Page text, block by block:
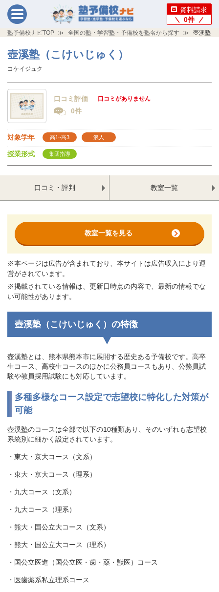
資料請求
0件
塾予備校ナビTOP 全国の塾・学習塾・予備校を塾名から探す 壺溪塾（
壺溪塾（こけいじゅく）
コケイジュク
口コミ評価 口コミがありません
0件
対象学年 高1~高3 浪人
授業形式 集団指導
口コミ・評判 教室一覧
教室一覧を見る
※本ページは広告が含まれており、本サイトは広告収入により運
営がされています。
※掲載されている情報は、更新日時点の内容で、最新の情報でな
い可能性があります。
壺溪塾（こけいじゅく）の特徴
壺溪塾とは、熊本県熊本市に展開する歴史ある予備校です。高卒
生コース、高校生コースのほかに公務員コースもあり、公務員試
験や教員採用試験にも対応しています。
多種多様なコース設定で志望校に特化した対策が
可能
壺溪塾のコースは全部で以下の10種類あり、そのいずれも志望校
系統別に細かく設定されています。
・東大・京大コース（文系）
・東大・京大コース（理系）
・九大コース（文系）
・九大コース（理系）
・熊大・国公立大コース（文系）
・熊大・国公立大コース（理系）
・国公立医進（国公立医・歯・薬・獣医）コース
・医歯薬系私立理系コース